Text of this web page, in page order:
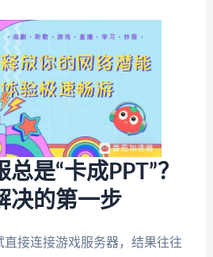
是“卡成PPT”？
决的第一步
接连接游戏服务器，结果往往